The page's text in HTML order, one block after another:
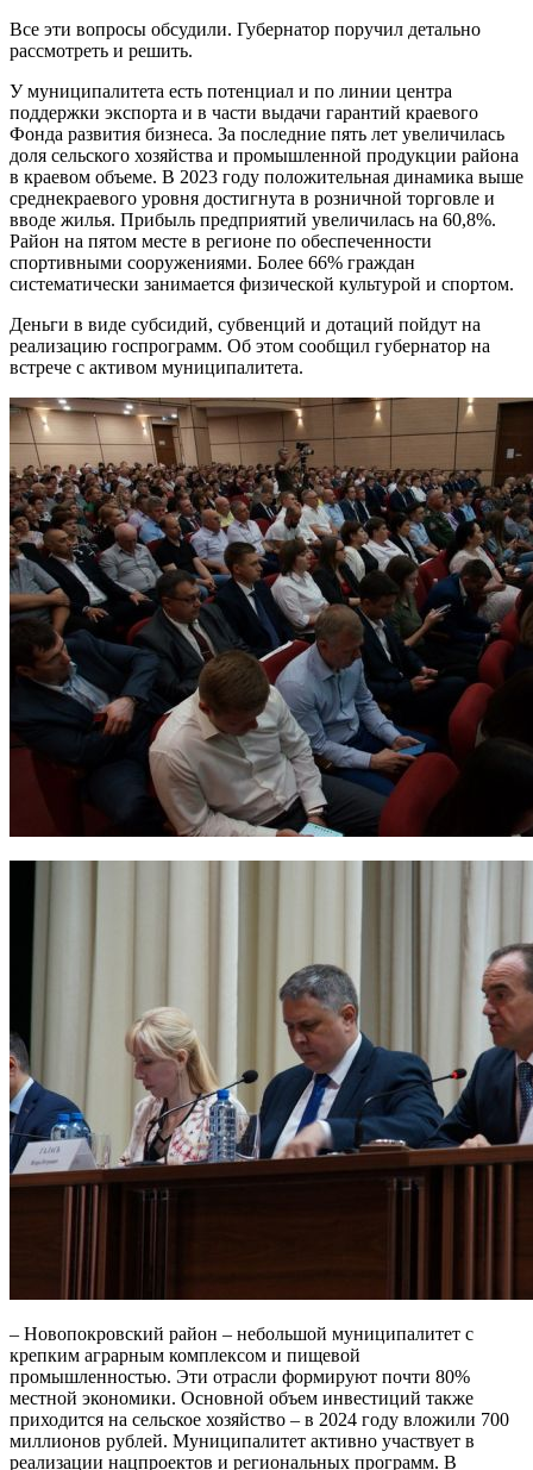
Все эти вопросы обсудили. Губернатор поручил детально
рассмотреть и решить.
У муниципалитета есть потенциал и по линии центра
поддержки экспорта и в части выдачи гарантий краевого
Фонда развития бизнеса. За последние пять лет увеличилась
доля сельского хозяйства и промышленной продукции района
в краевом объеме. В 2023 году положительная динамика выше
среднекраевого уровня достигнута в розничной торговле и
вводе жилья. Прибыль предприятий увеличилась на 60,8%.
Район на пятом месте в регионе по обеспеченности
спортивными сооружениями. Более 66% граждан
систематически занимается физической культурой и спортом.
Деньги в виде субсидий, субвенций и дотаций пойдут на
реализацию госпрограмм. Об этом сообщил губернатор на
встрече с активом муниципалитета.
– Новопокровский район – небольшой муниципалитет с
крепким аграрным комплексом и пищевой
промышленностью. Эти отрасли формируют почти 80%
местной экономики. Основной объем инвестиций также
приходится на сельское хозяйство – в 2024 году вложили 700
миллионов рублей. Муниципалитет активно участвует в
реализации нацпроектов и региональных программ. В